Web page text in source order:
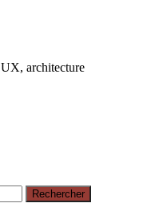
architecture